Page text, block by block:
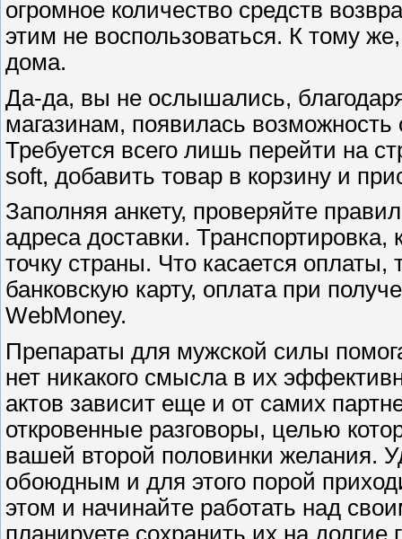
огромное количество средств
этим не воспользоваться. К тому
дома.
Да-да, вы не ослышались,
магазинам, появилась
Требуется всего лишь перейти на
soft, добавить товар в корзину и
Заполняя анкету, проверяйте
адреса доставки.
точку страны. Что касается оплаты,
банковскую карту, оплата при
WebMoney.
Препараты для мужской силы
нет никакого смысла в их
актов зависит еще и от самих
откровенные разговоры, целью
вашей второй половинки желания.
обоюдным и для этого порой
этом и начинайте работать над
планируете сохранить их на долгие